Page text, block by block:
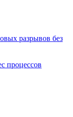
разрывов без
процессов